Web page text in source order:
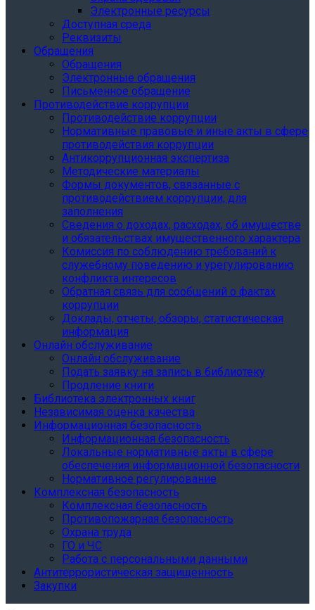
Электронные ресурсы
Доступная среда
Реквизиты
Обращения
Обращения
Электронные обращения
Письменное обращение
Противодействие коррупции
Противодействие коррупции
Нормативные правовые и иные акты в сфере
противодействия коррупции
Антикоррупционная экспертиза
Методические материалы
Формы документов, связанные с
противодействием коррупции, для
заполнения
Сведения о доходах, расходах, об имуществе
и обязательствах имущественного характера
Комиссия по соблюдению требований к
служебному поведению и урегулированию
конфликта интересов
Обратная связь для сообщений о фактах
коррупции
Доклады, отчеты, обзоры, статистическая
информация
Онлайн обслуживание
Онлайн обслуживание
Подать заявку на запись в библиотеку
Продление книги
Библиотека электронных книг
Независимая оценка качества
Информационная безопасность
Информационная безопасность
Локальные нормативные акты в сфере
обеспечения информационной безопасности
Нормативное регулирование
Комплексная безопасность
Комплексная безопасность
Противопожарная безопасность
Охрана труда
ГО и ЧС
Работа с персональными данными
Антитеррористическая защищенность
Закупки